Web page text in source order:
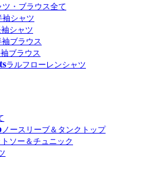
ツ・ブラウス全て
袖シャツ
シャツ
袖ブラウス
ブラウス
ラルフローレンシャツ
ノースリーブ＆タンクトップ
ソー＆チュニック